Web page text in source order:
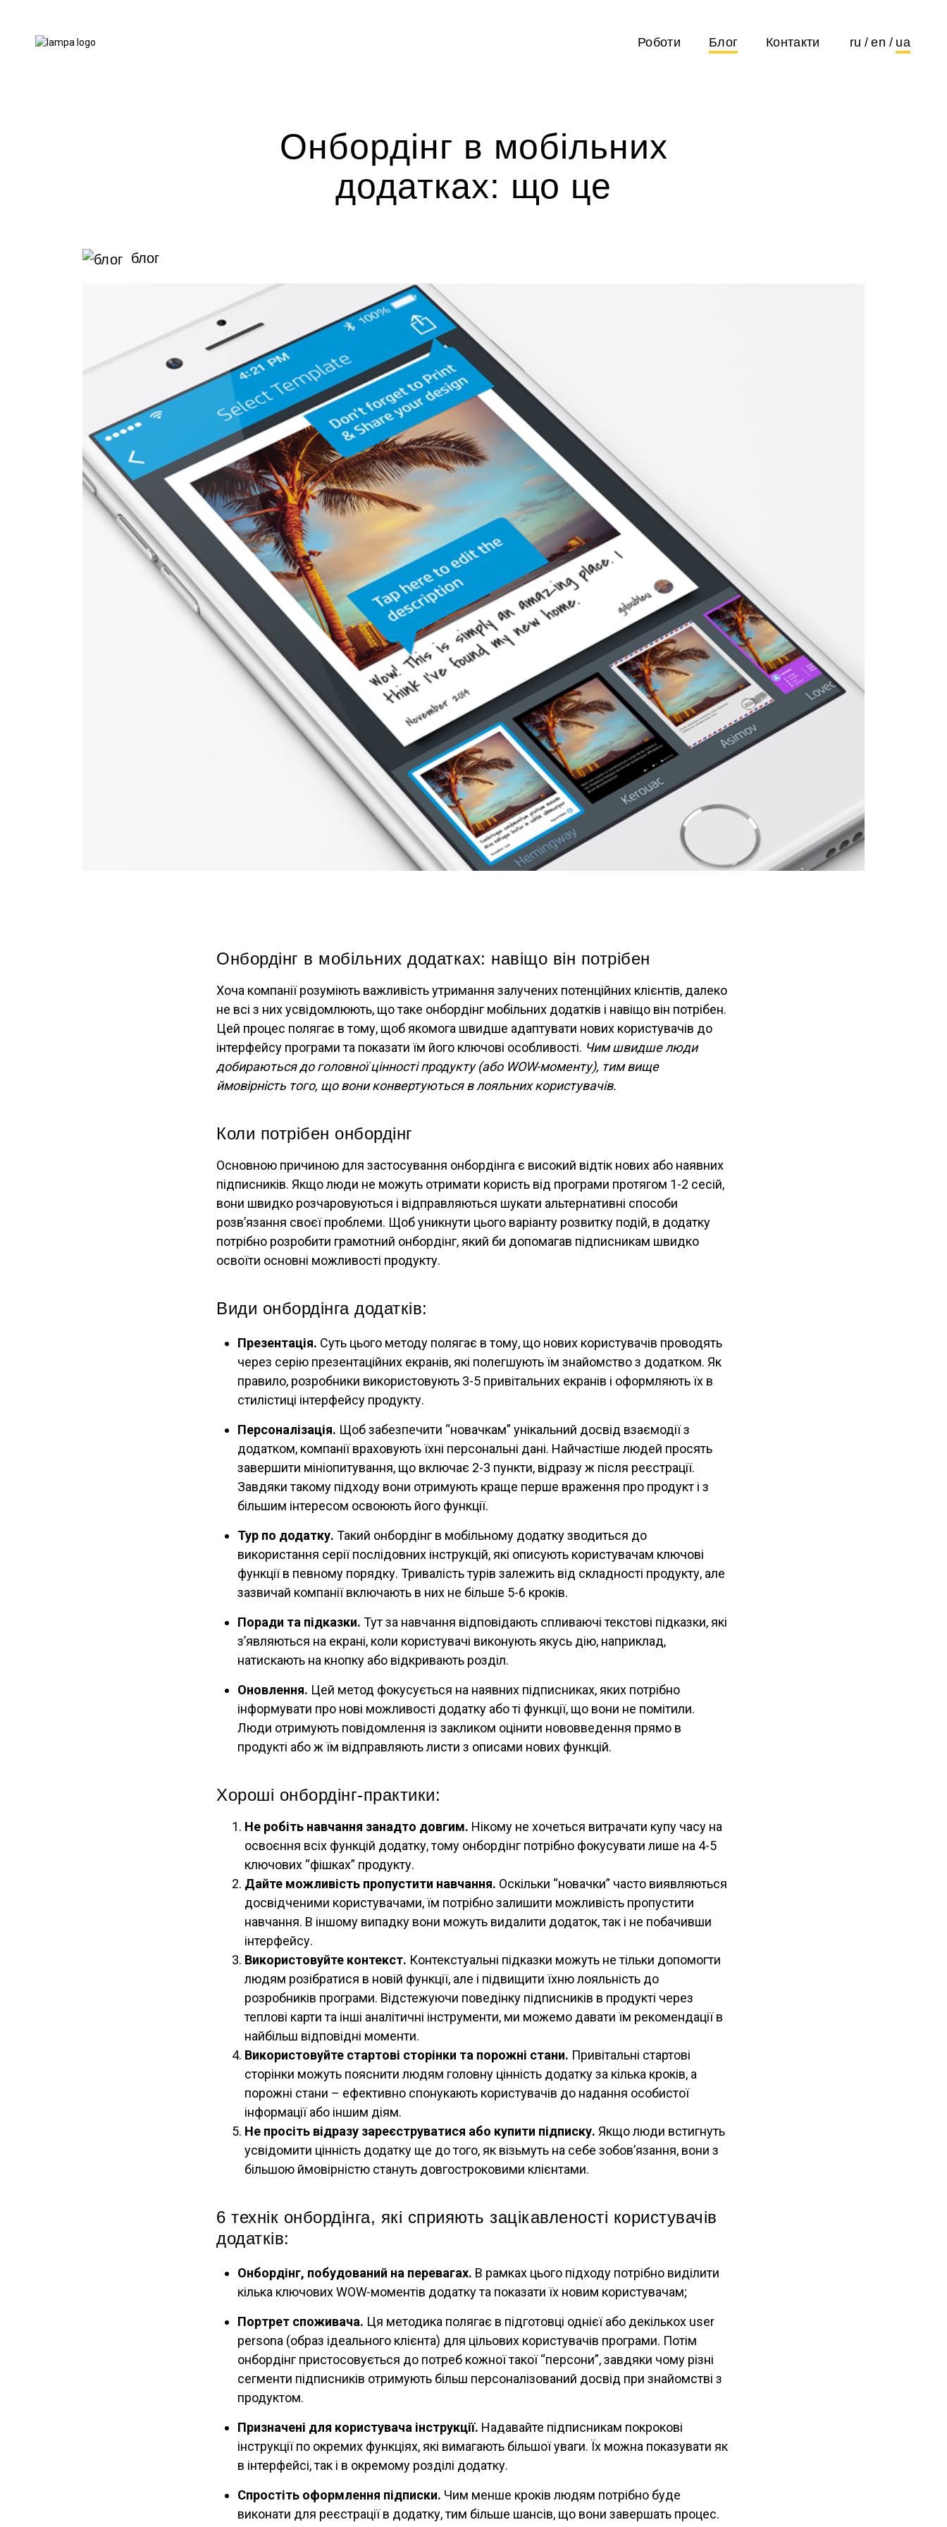
Роботи Блог Контакти ru en ua
Онбордінг в мобільних
додатках: що це
блог
Онбордінг в мобільних додатках: навіщо він потрібен
Хоча компанії розуміють важливість утримання залучених потенційних клієнтів, далеко
не всі з них усвідомлюють, що таке онбордінг мобільних додатків і навіщо він потрібен.
Цей процес полягає в тому, щоб якомога швидше адаптувати нових користувачів до
інтерфейсу програми та показати їм його ключові особливості. Чим швидше люди
добираються до головної цінності продукту (або WOW-моменту), тим вище
ймовірність того, що вони конвертуються в лояльних користувачів.
Коли потрібен онбордінг
Основною причиною для застосування онбордінга є високий відтік нових або наявних
підписників. Якщо люди не можуть отримати користь від програми протягом 1-2 сесій,
вони швидко розчаровуються і відправляються шукати альтернативні способи
розв’язання своєї проблеми. Щоб уникнути цього варіанту розвитку подій, в додатку
потрібно розробити грамотний онбордінг, який би допомагав підписникам швидко
освоїти основні можливості продукту.
Види онбордінга додатків:
Презентація. Суть цього методу полягає в тому, що нових користувачів проводять
через серію презентаційних екранів, які полегшують їм знайомство з додатком. Як
правило, розробники використовують 3-5 привітальних екранів і оформляють їх в
стилістиці інтерфейсу продукту.
Персоналізація. Щоб забезпечити “новачкам” унікальний досвід взаємодії з
додатком, компанії враховують їхні персональні дані. Найчастіше людей просять
завершити мініопитування, що включає 2-3 пункти, відразу ж після реєстрації.
Завдяки такому підходу вони отримують краще перше враження про продукт і з
більшим інтересом освоюють його функції.
Тур по додатку. Такий онбордінг в мобільному додатку зводиться до
використання серії послідовних інструкцій, які описують користувачам ключові
функції в певному порядку. Тривалість турів залежить від складності продукту, але
зазвичай компанії включають в них не більше 5-6 кроків.
Поради та підказки. Тут за навчання відповідають спливаючі текстові підказки, які
з’являються на екрані, коли користувачі виконують якусь дію, наприклад,
натискають на кнопку або відкривають розділ.
Оновлення. Цей метод фокусується на наявних підписниках, яких потрібно
інформувати про нові можливості додатку або ті функції, що вони не помітили.
Люди отримують повідомлення із закликом оцінити нововведення прямо в
продукті або ж їм відправляють листи з описами нових функцій.
Хороші онбордінг-практики:
Не робіть навчання занадто довгим. Нікому не хочеться витрачати купу часу на
освоєння всіх функцій додатку, тому онбордінг потрібно фокусувати лише на 4-5
ключових “фішках” продукту.
Дайте можливість пропустити навчання. Оскільки “новачки” часто виявляються
досвідченими користувачами, їм потрібно залишити можливість пропустити
навчання. В іншому випадку вони можуть видалити додаток, так і не побачивши
інтерфейсу.
Використовуйте контекст. Контекстуальні підказки можуть не тільки допомогти
людям розібратися в новій функції, але і підвищити їхню лояльність до
розробників програми. Відстежуючи поведінку підписників в продукті через
теплові карти та інші аналітичні інструменти, ми можемо давати їм рекомендації в
найбільш відповідні моменти.
Використовуйте стартові сторінки та порожні стани. Привітальні стартові
сторінки можуть пояснити людям головну цінність додатку за кілька кроків, а
порожні стани – ефективно спонукають користувачів до надання особистої
інформації або іншим діям.
Не просіть відразу зареєструватися або купити підписку. Якщо люди встигнуть
усвідомити цінність додатку ще до того, як візьмуть на себе зобов’язання, вони з
більшою ймовірністю стануть довгостроковими клієнтами.
6 технік онбордінга, які сприяють зацікавленості користувачів
додатків:
Онбордінг, побудований на перевагах. В рамках цього підходу потрібно виділити
кілька ключових WOW-моментів додатку та показати їх новим користувачам;
Портрет споживача. Ця методика полягає в підготовці однієї або декількох user
persona (образ ідеального клієнта) для цільових користувачів програми. Потім
онбордінг пристосовується до потреб кожної такої “персони”, завдяки чому різні
сегменти підписників отримують більш персоналізований досвід при знайомстві з
продуктом.
Призначені для користувача інструкції. Надавайте підписникам покрокові
інструкції по окремих функціях, які вимагають більшої уваги. Їх можна показувати як
в інтерфейсі, так і в окремому розділі додатку.
Спростіть оформлення підписки. Чим менше кроків людям потрібно буде
виконати для реєстрації в додатку, тим більше шансів, що вони завершать процес.